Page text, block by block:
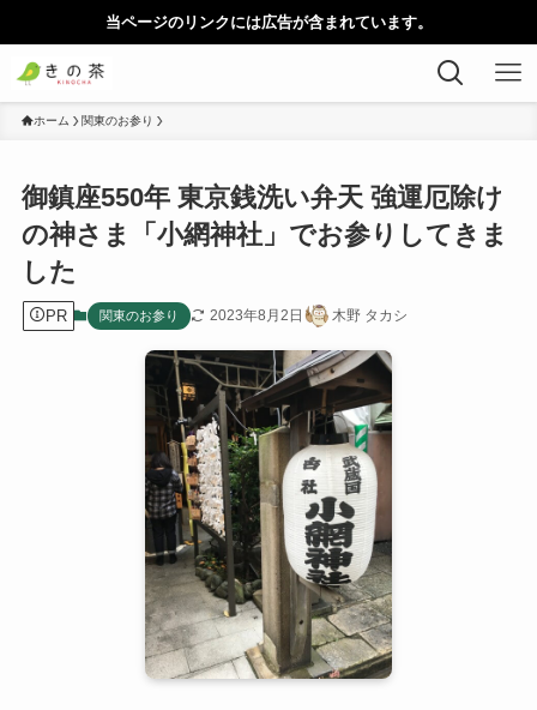
当ページのリンクには広告が含まれています。
ホーム 関東のお参り
御鎮座550年 東京銭洗い弁天 強運厄除け
の神さま「小網神社」でお参りしてきま
した
PR 関東のお参り 2023年8月2日 木野 タカシ